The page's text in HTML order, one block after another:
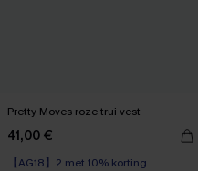
Pretty Moves roze trui vest
41,00 €
【AG18】2 met 10% korting